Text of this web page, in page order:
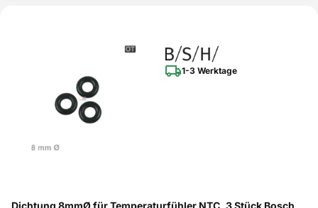
1-3 Werktage
Dichtung 8mmØ für Temperaturfühler NTC, 3 Stück Bosch